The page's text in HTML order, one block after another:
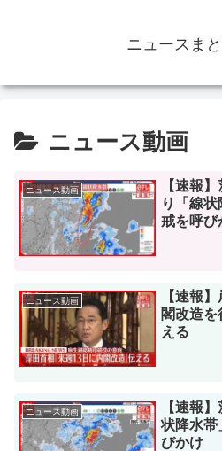
ニュースま
ニュース動画
ニュース動画
【速報
り「線
戒を呼び
ニュース動画
【速報
閣改造
える
ニュース動画
【速報
状降水
びかけ